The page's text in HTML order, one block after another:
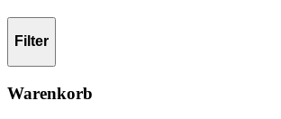
Filter
Warenkorb